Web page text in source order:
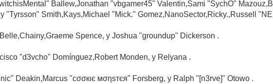
Ballew,Jonathan "vbgamer45" Valentin,Sami "SychO"
"Tyrsson" Smith,Kays,Michael "Mick." Gomez,NanoSector,Ricky.,Russell
Spence, y Joshua "groundup" Dickerson .
"d3vcho" Domínguez,Robert Monden, y Relyana .
Deakin,Marcus "cσσкιє мσηѕтєя" Forsberg, y Ralph "[n3rve]" Otowo .